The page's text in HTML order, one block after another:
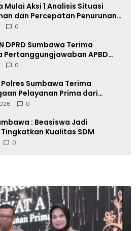
Mulai Aksi 1 Analisis Situasi
dan Percepatan Penurunan
2026
0
DPRD Sumbawa Terima
Pertanggungjawaban APBD
SILPA Rp201,68 Miliar dan
0
Sumbawa Terima
Pelayanan Prima dari
0
: Beasiswa Jadi
Kualitas SDM
0